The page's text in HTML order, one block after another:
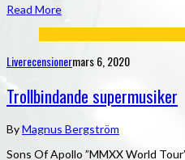
Read More
Liverecensionermars 6, 2020
Trollbindande supermusiker
ByMagnus Bergström
Sons Of Apollo ”MMXX World